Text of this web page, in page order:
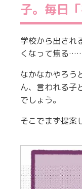
子。毎日
学校から出され
くなって焦る……
なかなかやろう
ん、言われる子
でしょう。
そこでまず提案